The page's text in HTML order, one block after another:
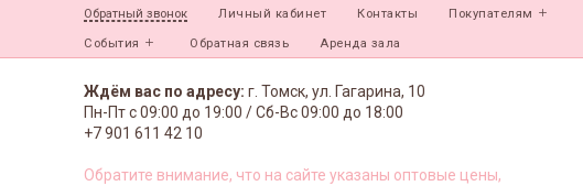
Обратный звонок Личный кабинет Контакты Покупателям
События Обратная связь Аренда зала
Ждём вас по адресу: г. Томск, ул. Гагарина, 10
Пн-Пт с09:00 до 19:00 /Сб-Вс 09:00 до 18:00
+7 901 611 42 10
Обратите внимание, что на сайте указаны оптовые цены,